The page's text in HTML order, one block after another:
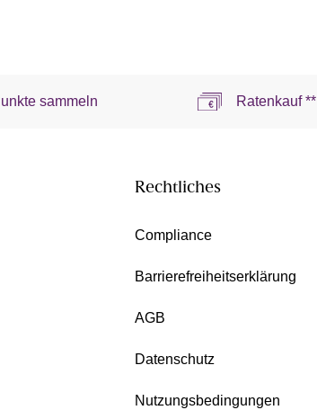
sammeln Ratenkauf **
Rechtliches
Compliance
Barrierefreiheitserklärung
AGB
Datenschutz
Nutzungsbedingungen